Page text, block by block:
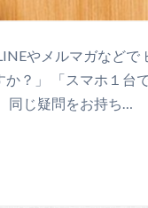
やメルマガなどで
？」 「スマホ１台
同じ疑問をお持ち…